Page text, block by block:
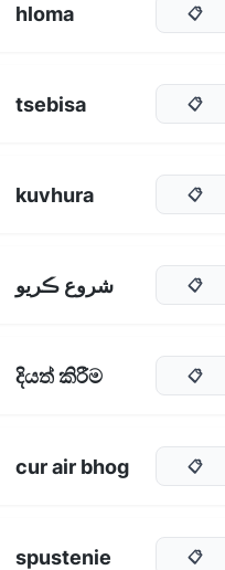
hloma 📋
tsebisa 📋
kuvhura 📋
شروع ڪريو 📋
දියත් කිරීම 📋
cur air bhog 📋
spustenie 📋